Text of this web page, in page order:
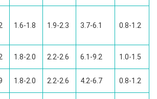
1.6-1.8 1.9-2.3 3.7-6.1 0.8-1.2
1.8-2.0 2.2-2.6 6.1-9.2 1.0-1.5
1.8-2.0 2.2-2.6 4.2-6.7 0.8-1.2